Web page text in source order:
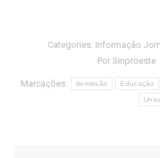
Categories: Informação
Por Sinproeste
Marcações: demissão Educação